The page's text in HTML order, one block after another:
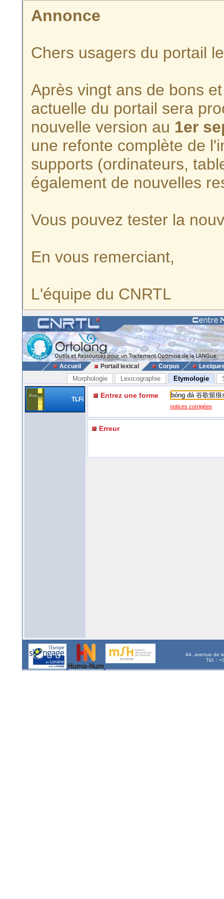
Annonce
Chers usagers du portail
Après vingt ans de bons
actuelle du portail sera
nouvelle version au 1er
une refonte complète de
supports (ordinateurs,
également de nouvelles
Vous pouvez tester la
En vous remerciant,
L'équipe du CNRTL
Accueil Portail lexical Corpus
Morphologie Lexicographie Etymologie
TLFi Entrez une forme
notices corrigées
Erreur
44, avenue de
Tél. :